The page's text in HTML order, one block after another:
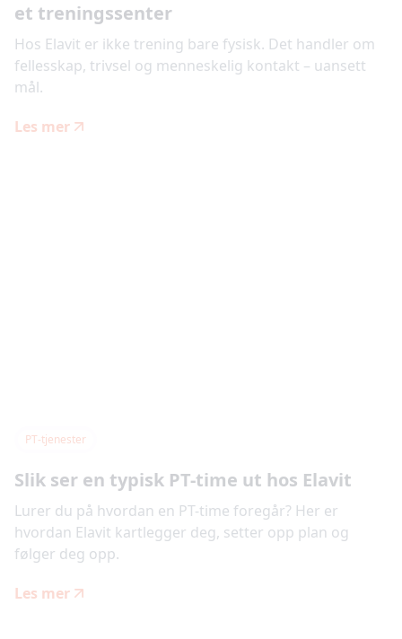
et treningssenter
Hos Elavit er ikke trening bare fysisk. Det handler om
fellesskap, trivsel og menneskelig kontakt – uansett
mål.
Les mer
PT-tjenester
Slik ser en typisk PT-time ut hos Elavit
Lurer du på hvordan en PT-time foregår? Her er
hvordan Elavit kartlegger deg, setter opp plan og
følger deg opp.
Les mer